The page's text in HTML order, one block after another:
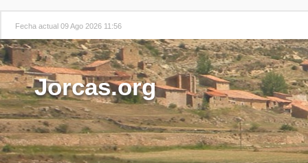
Fecha actual 09 Ago 2026 11:56
Jorcas.org